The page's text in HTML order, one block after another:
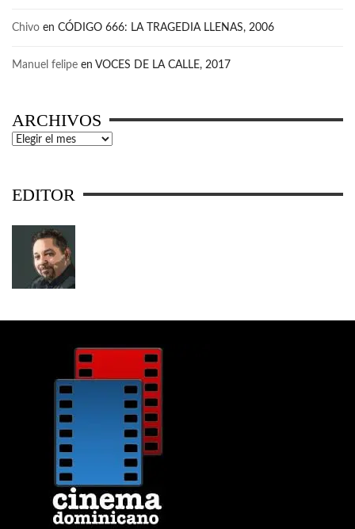
Chivo en CÓDIGO 666: LA TRAGEDIA LLENAS, 2006
Manuel felipe en VOCES DE LA CALLE, 2017
ARCHIVOS
Archivos
EDITOR